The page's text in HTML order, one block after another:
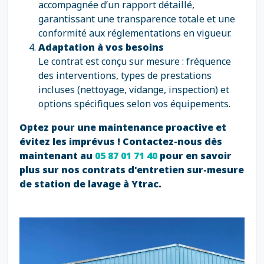
accompagnée d’un rapport détaillé,
garantissant une transparence totale et une
conformité aux réglementations en vigueur.
Adaptation à vos besoins
Le contrat est conçu sur mesure : fréquence
des interventions, types de prestations
incluses (nettoyage, vidange, inspection) et
options spécifiques selon vos équipements.
Optez pour une maintenance proactive et
évitez les imprévus ! Contactez-nous dès
maintenant au 05 87 01 71 40pour en savoir
plus sur nos contrats d'entretien sur-mesure
de station de lavage à Ytrac.